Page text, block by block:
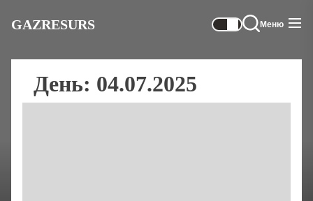
GAZRESURS Меню
День: 04.07.2025